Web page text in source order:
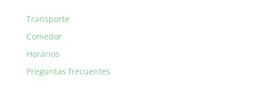
Transporte
Comedor
Horarios
Preguntas frecuentes